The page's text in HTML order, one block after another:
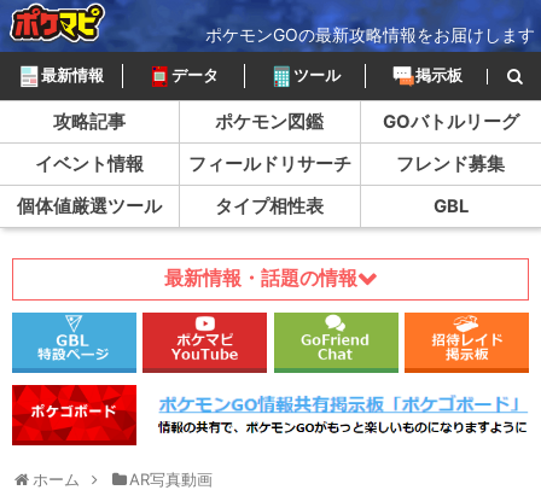
ポケモンGOの最新攻略情報をお届けします
最新情報 データ ツール 掲示板
攻略記事 ポケモン図鑑
GOバトルリーグ
イベント情報
フィールドリサーチ
フレンド募集
個体値厳選ツール
タイプ相性表 GBL
最新情報・話題の情報
ホーム AR写真動画